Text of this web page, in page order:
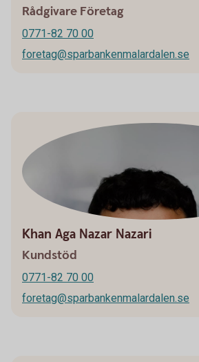
Rådgivare Företag
0771-82 70 00
foretag@sparbankenmalardalen.se
Khan Aga Nazar Nazari
Kundstöd
0771-82 70 00
foretag@sparbankenmalardalen.se